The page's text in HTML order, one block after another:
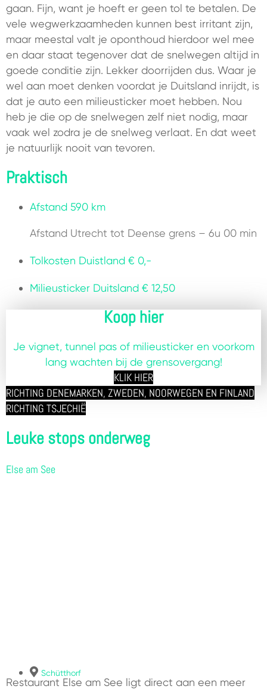
gaan. Fijn, want je hoeft er geen tol te betalen. De
vele wegwerkzaamheden kunnen best irritant zijn,
maar meestal valt je oponthoud hierdoor wel mee
en daar staat tegenover dat de snelwegen altijd in
goede conditie zijn. Lekker doorrijden dus. Waar je
wel aan moet denken voordat je Duitsland inrijdt, is
dat je auto een milieusticker moet hebben. Nou
heb je die op de snelwegen zelf niet nodig, maar
vaak wel zodra je de snelweg verlaat. En dat weet
je natuurlijk nooit van tevoren.
Praktisch
Afstand 590 km
Afstand Utrecht tot Deense grens – 6u 00 min
Tolkosten Duistland € 0,-
Milieusticker Duitsland € 12,50
Koop hier
Je vignet, tunnel pas of milieusticker en voorkom
lang wachten bij de grensovergang!
KLIK HIER
RICHTING DENEMARKEN, ZWEDEN, NOORWEGEN EN FINLAND
RICHTING TSJECHIË
Leuke stops onderweg
Else am See
Schütthorf
Restaurant Else am See ligt direct aan een meer